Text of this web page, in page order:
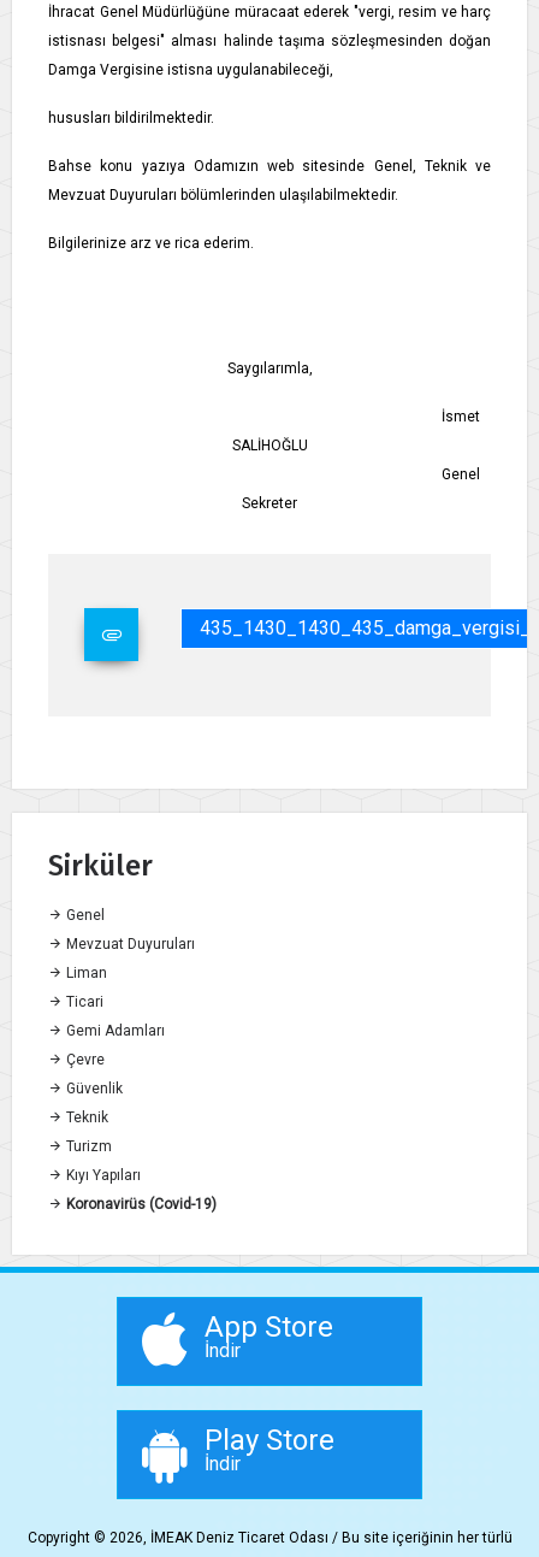
İhracat Genel Müdürlüğüne müracaat ederek "vergi, resim ve harç
istisnası belgesi" alması halinde taşıma sözleşmesinden doğan
Damga Vergisine istisna uygulanabileceği,
hususları bildirilmektedir.
Bahse konu yazıya Odamızın web sitesinde Genel, Teknik ve
Mevzuat Duyuruları bölümlerinden ulaşılabilmektedir.
Bilgilerinize arz ve rica ederim.
Saygılarımla,
İsmet
SALİHOĞLU
Genel
Sekreter
Sirküler
Genel
Mevzuat Duyuruları
Liman
Ticari
Gemi Adamları
Çevre
Güvenlik
Teknik
Turizm
Kıyı Yapıları
Koronavirüs (Covid-19)
App Store
İndir
Play Store
İndir
Copyright © 2026, İMEAK Deniz Ticaret Odası / Bu site içeriğinin her türlü